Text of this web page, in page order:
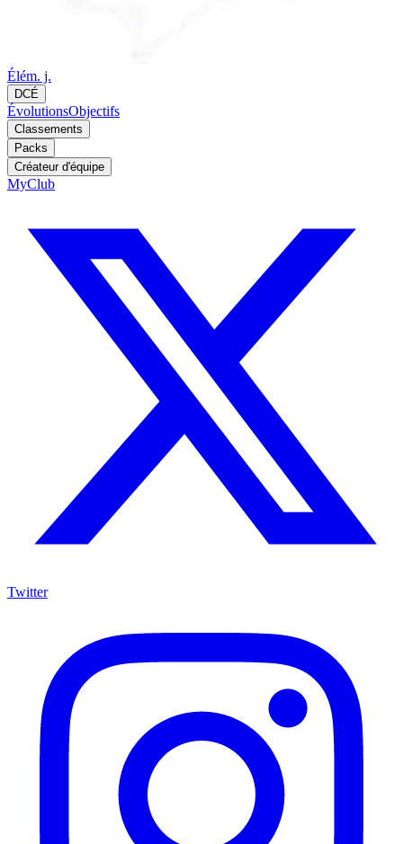
Élém. j.
DCÉ
ÉvolutionsObjectifs
Classements
Packs
Créateur d'équipe
MyClub
Twitter